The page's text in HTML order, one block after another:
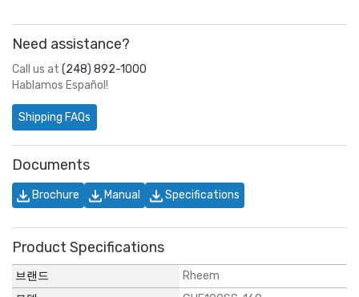
Need assistance?
Call us at (248) 892-1000
Hablamos Español!
Shipping FAQs
Documents
Brochure Manual Specifications
Product Specifications
브랜드
Rheem